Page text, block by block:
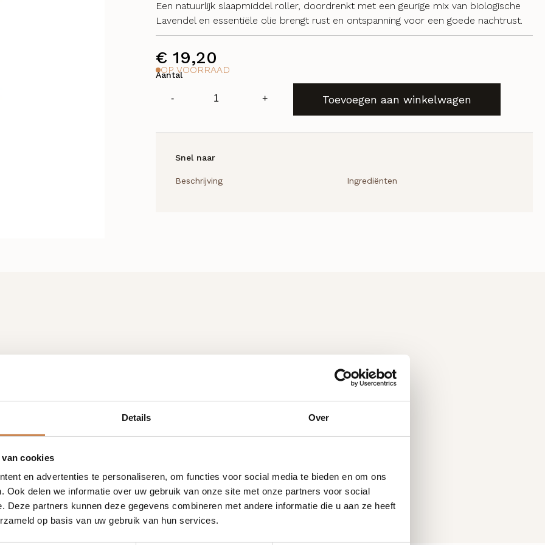
Details Over
cookies
en advertenties te personaliseren, om functies voor social media te bieden en om ons
Ook delen we informatie over uw gebruik van onze site met onze partners voor social
Deze partners kunnen deze gegevens combineren met andere informatie die u aan ze heeft
op basis van uw gebruik van hun services.
€ 19,20
Snel naar
Beschrijving Ingrediënten
Een natuurlijk slaapmiddel roller, doordrenkt met een geurige mix van biologische
Lavendel en essentiële olie brengt rust en ontspanning voor een goede nachtrust.
OP VOORRAAD
Aantal
-
Dreams
Blend
+ Toevoegen aan winkelwagen